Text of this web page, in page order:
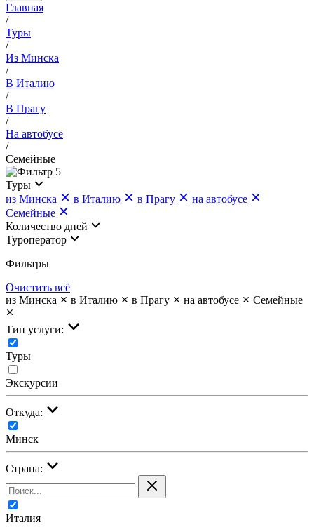
Главная
/
Туры
/
Из Минска
/
В Италию
/
В Прагу
/
На автобусе
/
Семейные
5
Туры
из Минска
в Италию в Прагу
на автобусе
Семейные
Количество дней
Туроператор
Фильтры
Очистить всё
из Минска
в Италию в Прагу на автобусе Семейные
Тип услуги:
Туры
Экскурсии
Откуда:
Минск
Страна:
Италия